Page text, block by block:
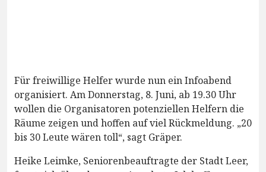
Für freiwillige Helfer wurde nun ein Infoabend
organisiert. Am Donnerstag, 8. Juni, ab 19.30 Uhr
wollen die Organisatoren potenziellen Helfern die
Räume zeigen und hoffen auf viel Rückmeldung. „20
bis 30 Leute wären toll“, sagt Gräper.
Heike Leimke, Seniorenbeauftragte der Stadt Leer,